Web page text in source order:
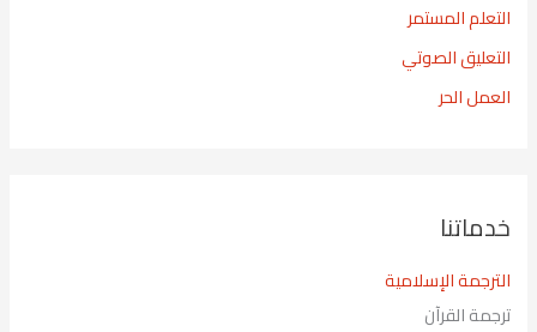
التعلم المستمر
التعليق الصوتي
العمل الحر
خدماتنا
الترجمة الإسلامية
ترجمة القرآن